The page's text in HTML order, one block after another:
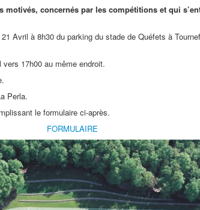
motivés, concernés par les compétitions et qui
Avril à 8h30 du parking du stade de Quéfets à
17h00 au même endroit.
Perla.
le formulaire ci-après.
FORMULAIRE